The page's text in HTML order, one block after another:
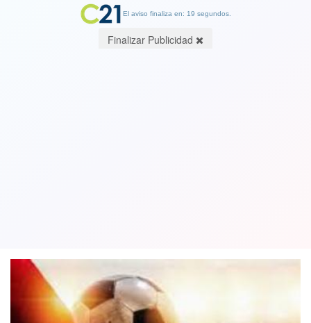
El aviso finaliza en: 19 segundos.
Finalizar Publicidad